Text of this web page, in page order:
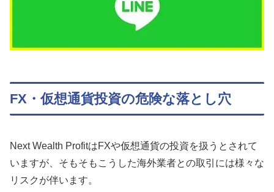
FX・仮想通貨投資の危険な落とし穴
Next Wealth ProfitはFXや仮想通貨の投資を扱うとされて
いますが、そもそもこうした海外業者との取引には様々な
リスクが伴います。